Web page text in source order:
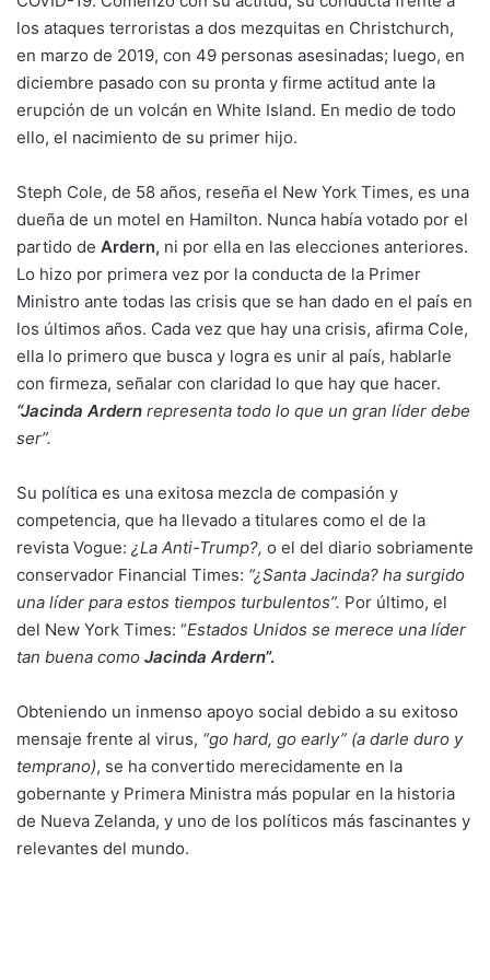
los ataques terroristas a dos mezquitas en Christchurch,
en marzo de 2019, con 49 personas asesinadas; luego, en
diciembre pasado con su pronta y firme actitud ante la
erupción de un volcán en White Island. En medio de todo
ello, el nacimiento de su primer hijo.
Steph Cole, de 58 años, reseña el New York Times, es una
dueña de un motel en Hamilton. Nunca había votado por el
partido de Ardern, ni por ella en las elecciones anteriores.
Lo hizo por primera vez por la conducta de la Primer
Ministro ante todas las crisis que se han dado en el país en
los últimos años. Cada vez que hay una crisis, afirma Cole,
ella lo primero que busca y logra es unir al país, hablarle
con firmeza, señalar con claridad lo que hay que hacer.
“Jacinda Ardern representa todo lo que un gran líder debe
ser”.
Su política es una exitosa mezcla de compasión y
competencia, que ha llevado a titulares como el de la
revista Vogue: ¿La Anti-Trump?, o el del diario sobriamente
conservador Financial Times: “¿Santa Jacinda? ha surgido
una líder para estos tiempos turbulentos”. Por último, el
del New York Times: “Estados Unidos se merece una líder
tan buena como Jacinda Ardern”.
Obteniendo un inmenso apoyo social debido a su exitoso
mensaje frente al virus, “go hard, go early” (a darle duro y
temprano), se ha convertido merecidamente en la
gobernante y Primera Ministra más popular en la historia
de Nueva Zelanda, y uno de los políticos más fascinantes y
relevantes del mundo.